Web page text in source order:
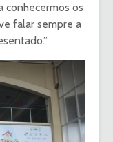
conhecermos os
falar sempre a